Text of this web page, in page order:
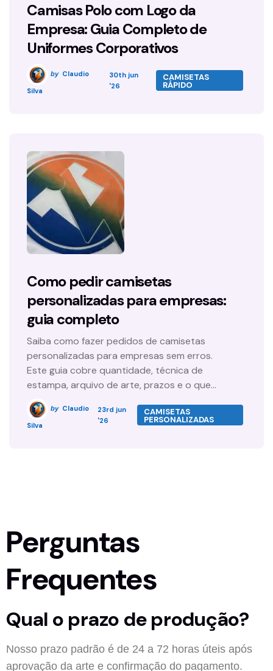
Camisas Polo com Logo da
Empresa: Guia Completo de
Uniformes Corporativos
by Claudio
Silva
30th jun
'26
CAMISETAS
RÁPIDO
Como pedir camisetas
personalizadas para empresas:
guia completo
Saiba como fazer pedidos de camisetas
personalizadas para empresas sem erros.
Este guia cobre quantidade, técnica de
estampa, arquivo de arte, prazos e o que…
by Claudio
Silva
23rd jun
'26
CAMISETAS
PERSONALIZADAS
Perguntas
Frequentes
Qual o prazo de produção?
Nosso prazo padrão é de 24 a 72 horas úteis após
aprovação da arte e confirmação do pagamento.